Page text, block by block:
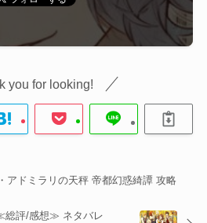
you for looking!
アドミラリの天秤 帝都幻惑綺譚 攻略
総評/感想≫ ネタバレ